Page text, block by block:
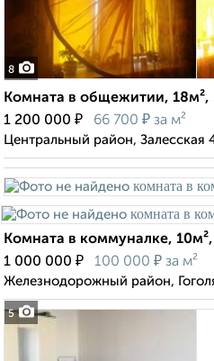
8
Комната в общежитии, 18м²,
1 200 000 ₽ 66 700 ₽ за м²
Центральный район, Залесская
5
Комната в коммуналке,
1 000 000 ₽ 100 000 ₽ за м²
Железнодорожный район,